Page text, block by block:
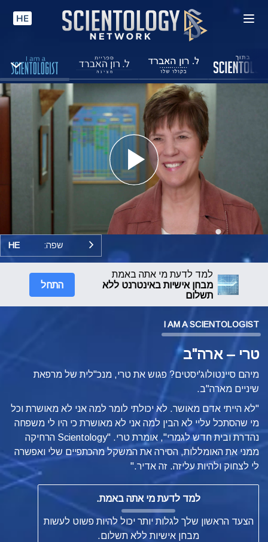
HE
Play
Video
שפה: HE
למד לדעת מי אתה באמת
מבחן אישיות באינטרנט ללא
תשלום
התחל
I AM A SCIENTOLOGIST
טרי – ארה"ב
מיהם סיינטולוג'יסטים? פגוש את טרי, מנכ"לית של מרפאת
שיניים מארה"ב.
"לא הייתי אדם מאושר. לא יכולתי לומר למה אני לא מאושרת וכל
מי שהסתכל עליי לא הבין למה אני לא מאושרת כי היו לי משפחה
נהדרת ובית חדש לגמרי", אומרת טרי. "Scientology הרחיקה
ממני את האומללות, הסירה את המשקל מהכתפיים שלי ואפשרה
לי לצחוק ולהיות עליזה. זה אדיר."
למד לדעת מי אתה באמת.
הצעד הראשון שלך לגלות יותר יכול להיות פשוט לעשות
מבחן אישיות ללא תשלום.